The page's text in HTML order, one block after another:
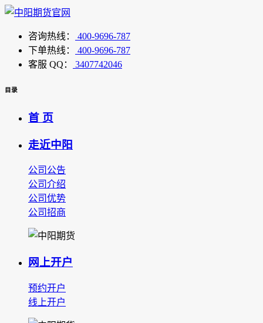
咨询热线：
400-9696-787
下单热线：
400-9696-787
客服 QQ：
3407742046
目录
首 页
走近中阳
公司公告
公司介绍
公司优势
公司招商
网上开户
预约开户
线上开户